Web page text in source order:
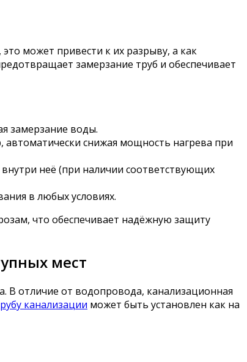
может привести к их разрыву, а как
замерзание труб и обеспечивает
замерзание воды.
снижая мощность нагрева при
неё (при наличии соответствующих
в любых условиях.
что обеспечивает надёжную защиту
мест
В отличие от водопровода, канализационная
канализации может быть установлен как на